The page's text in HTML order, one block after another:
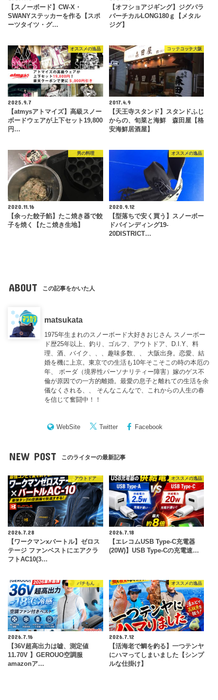
【スノーボード】CW-X・
SWANYステッカーを作る【スポ
ーツタイツ・グ…
【オフショアジギング】ジグパラ
バーチカルLONG180ｇ【メタル
ジグ】
オススメの逸品
2025.9.7
【atmysアトマイズ】高級スノー
ボードウェアが上下セット19,800
円…
コッテコッテ大阪
2017.4.9
【天王寺スタンド】スタンドふじ
からの、旬菜と海鮮 森田屋【格
安海鮮居酒屋】
男の料理
2020.11.16
【余った餃子餡】たこ焼き器で餃
子を焼く【たこ焼き生地】
オススメの逸品
2020.9.12
【型落ちで安く買う】スノーボー
ドバインディング19-
20DISTRICT…
ABOUT この記事をかいた人
matsukata
1975年生まれのスノーボード大好きおじさん スノーボー
ド歴25年以上、釣り、ゴルフ、アウトドア、D.I.Y、料
理、酒、バイク、、、趣味多数、、 大阪出身。恋愛、結
婚を機に上京。東京での生活も10年そこそこの時の本厄の
年、 ボーダ（境界性パーソナリティー障害）嫁のゲス不
倫が原因での一方的離婚。最愛の息子と離れての生活を余
儀なくされる、、 そんなこんなで、これからの人生の春
を信じて奮闘中！！
WebSite Twitter Facebook
NEW POST このライターの最新記事
アウトドア
2026.7.28
【ワークマンxバートル】ゼロス
テージ ファンベストにエアクラ
フトAC10(3…
オススメの逸品
2026.7.18
【エレコムUSB Type-C充電器
(20W)】USB Type-Cの充電速…
パチもん
2026.7.16
【36V超高出力は嘘、測定値
11.70V 】GEROUO空調服
amazonア…
オススメの逸品
2026.7.12
【活海老で鯛を釣る】一つテンヤ
にハマってしまいました【シンプ
ルな仕掛け】